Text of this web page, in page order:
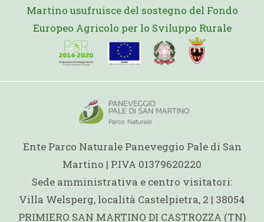
Martino usufruisce del sostegno del Fondo
Europeo Agricolo per lo Sviluppo Rurale
Ente Parco Naturale Paneveggio Pale di San
Martino | P.IVA 01379620220
Sede amministrativa e centro visitatori:
Villa Welsperg, località Castelpietra, 2 | 38054
PRIMIERO SAN MARTINO DI CASTROZZA (TN)